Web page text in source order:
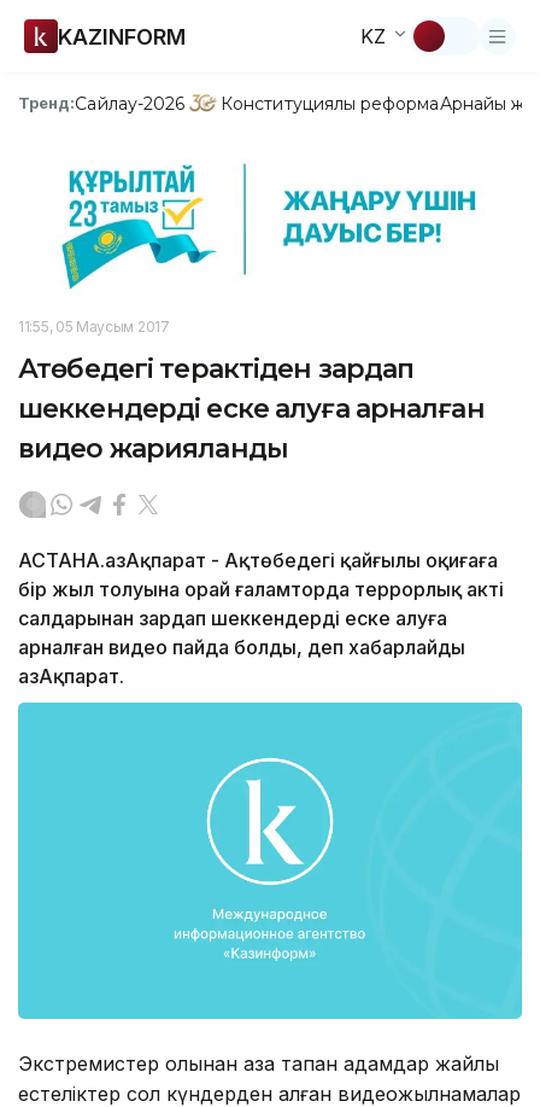
KAZINFORM KZ
Тренд:Сайлау-2026 Конституциялық реформаАрнайы
11:55, 05 Маусым 2017
Ақтөбедегі терактіден зардап
шеккендерді еске алуға арналған
видео жарияланды
АСТАНА.ҚазАқпарат - Ақтөбедегі қайғылы оқиғаға
бір жыл толуына орай ғаламторда террорлық акті
салдарынан зардап шеккендерді еске алуға
арналған видео пайда болды, деп хабарлайды
ҚазАқпарат.
Экстремистер қолынан қаза тапқан адамдар жайлы
естеліктер сол күндерден қалған видеожылнамалар